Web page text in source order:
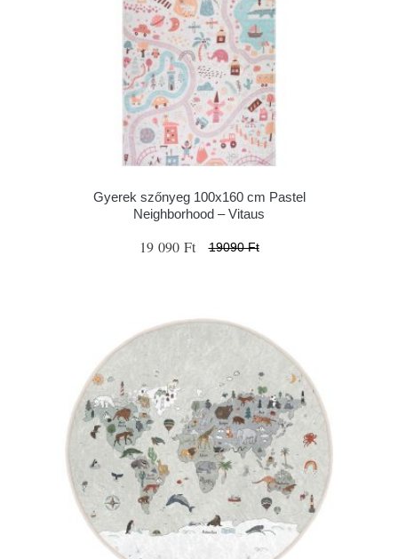
Gyerek szőnyeg 100x160 cm Pastel
Neighborhood – Vitaus
19 090 Ft 19090 Ft